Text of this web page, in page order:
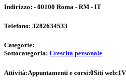
Indirizzo: - 00100 Roma - RM - IT
Telefono: 3282634533
Categorie:
Sottocategoria: Crescita personale
Attività:Appuntamenti e corsi:0Siti web:1